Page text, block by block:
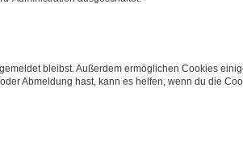
bleibst. Außerdem ermöglichen Cookies
Abmeldung hast, kann es helfen, wenn du die